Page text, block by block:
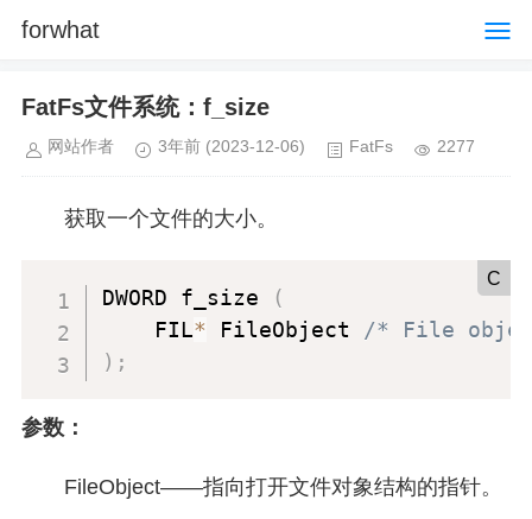
forwhat
FatFs文件系统：f_size
网站作者 3年前 (2023-12-06) FatFs 2277
获取一个文件的大小。
C
DWORD f_size
(
    FIL
* FileObject /* File
) ;
参数：
FileObject——指向打开文件对象结构的指针。